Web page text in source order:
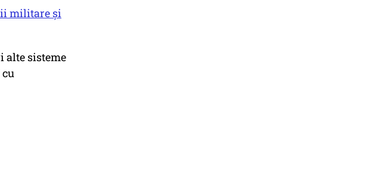
militare și
alte sisteme